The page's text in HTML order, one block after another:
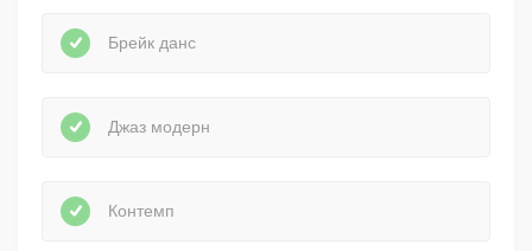
Брейк данс
Джаз модерн
Контемп